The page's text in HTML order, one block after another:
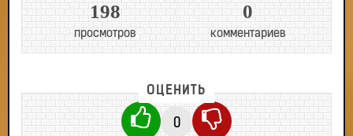
198
просмотров
0
комментариев
ОЦЕНИТЬ
0